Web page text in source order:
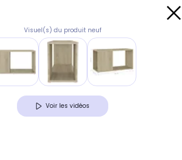
Visuel(s) du produit neuf
Voir les vidéos